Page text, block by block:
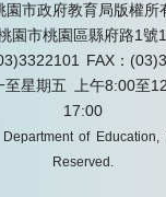
園市政府教育局版權所
園市桃園區縣府路1號
FAX：
至星期五 上午8:00至
17:00
of Education,
Reserved.